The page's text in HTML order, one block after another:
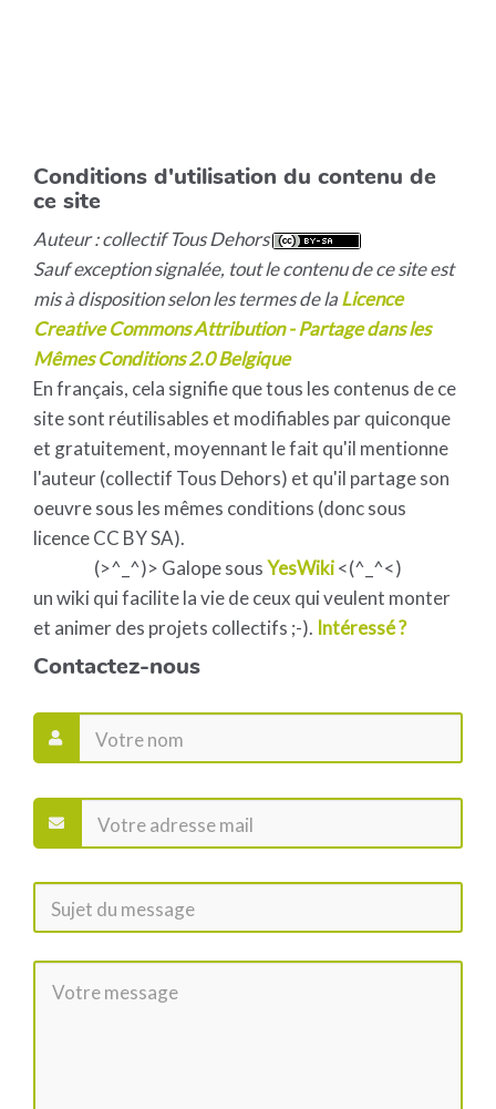
Conditions d'utilisation du contenu de
ce site
Auteur : collectif Tous Dehors
Sauf exception signalée, tout le contenu de ce site est
mis à disposition selon les termes de laLicence
Creative Commons Attribution - Partage dans les
Mêmes Conditions 2.0 Belgique
En français, cela signifie que tous les contenus de ce
site sont réutilisables et modifiables par quiconque
et gratuitement, moyennant le fait qu'il mentionne
l'auteur (collectif Tous Dehors) et qu'il partage son
oeuvre sous les mêmes conditions (donc sous
licence CC BY SA).
(>^_^)> Galope sousYesWiki<(^_^<)
un wiki qui facilite la vie de ceux qui veulent monter
et animer des projets collectifs ;-). Intéressé ?
Contactez-nous